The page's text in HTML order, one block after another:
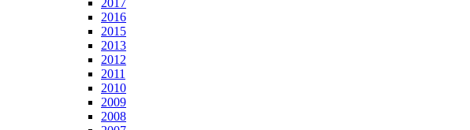
2017
2016
2015
2013
2012
2011
2010
2009
2008